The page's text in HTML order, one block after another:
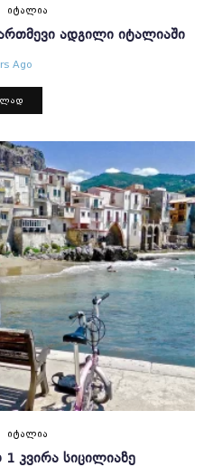
ᲘᲢᲐᲚᲘᲐ
ᲐᲓᲒᲘᲚᲘ ᲘᲢᲐᲚᲘᲐᲨᲘ
Ago
ᲘᲢᲐᲚᲘᲐ
ᲙᲕᲘᲠᲐ ᲡᲘᲪᲘᲚᲘᲐᲖᲔ